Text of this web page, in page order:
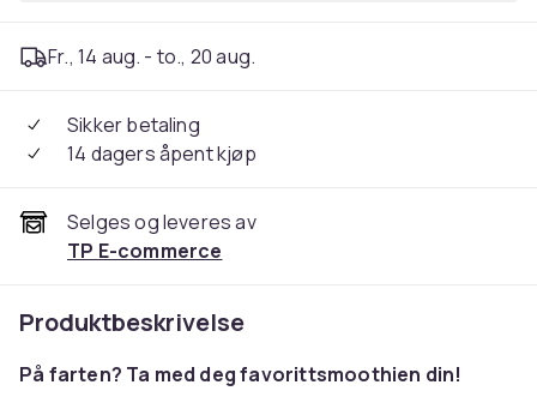
Fr., 14 aug. - to., 20 aug.
Sikker betaling
14 dagers åpent kjøp
Selges og leveres av
TP E-commerce
Produktbeskrivelse
På farten? Ta med deg favorittsmoothien din!